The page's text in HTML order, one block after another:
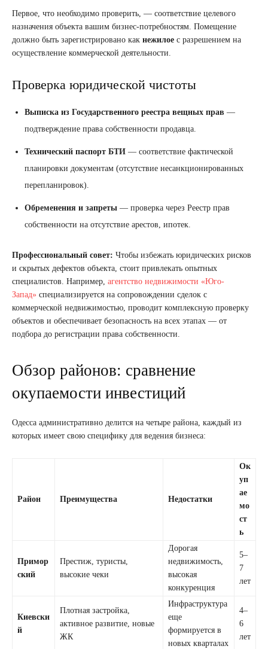
Первое, что необходимо проверить, — соответствие целевого
назначения объекта вашим бизнес-потребностям. Помещение
должно быть зарегистрировано как нежилое с разрешением на
осуществление коммерческой деятельности.
Проверка юридической чистоты
Выписка из Государственного реестра вещных прав —
подтверждение права собственности продавца.
Технический паспорт БТИ — соответствие фактической
планировки документам (отсутствие несанкционированных
перепланировок).
Обременения и запреты — проверка через Реестр прав
собственности на отсутствие арестов, ипотек.
Профессиональный совет: Чтобы избежать юридических рисков
и скрытых дефектов объекта, стоит привлекать опытных
специалистов. Например, агентство недвижимости «Юго-
Запад» специализируется на сопровождении сделок с
коммерческой недвижимостью, проводит комплексную проверку
объектов и обеспечивает безопасность на всех этапах — от
подбора до регистрации права собственности.
Обзор районов: сравнение
окупаемости инвестиций
Одесса административно делится на четыре района, каждый из
которых имеет свою специфику для ведения бизнеса:
Район Преимущества Недостатки
Ок
уп
ае
мо
ст
ь
Примор
ский
Престиж, туристы,
высокие чеки
Дорогая
недвижимость,
высокая
конкуренция
5–
7
лет
Киевски
й
Плотная застройка,
активное развитие, новые
ЖК
Инфраструктура
еще
формируется в
новых кварталах
4–
6
лет